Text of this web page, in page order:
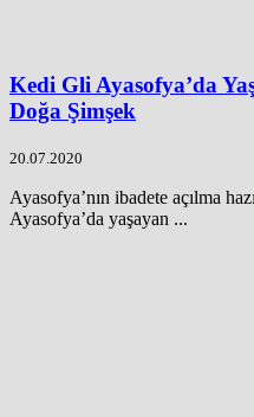
Kedi Gli Ayasofya’da
Doğa Şimşek
20.07.2020
Ayasofya’nın ibadete açılma
Ayasofya’da yaşayan ...